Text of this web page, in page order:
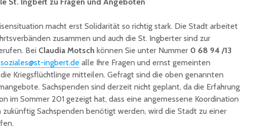
macht erst Solidarität so richtig stark. Die Stadt arbeitet
zusammen und auch die St. Ingberter sind zur
Bei Claudia Motsch können Sie unter Nummer 0 68 94 /13
soziales@st-ingbert.de alle Ihre Fragen und ernst gemeinten
Kriegsflüchtlinge mitteilen. Gefragt sind die oben genannten
Sachspenden sind derzeit nicht geplant, da die Erfahrung
im Sommer 201 gezeigt hat, dass eine angemessene Koordination
zukünftig Sachspenden benötigt werden, wird die Stadt zu einer